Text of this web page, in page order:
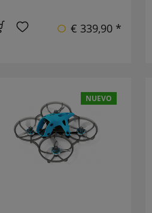
€ 339,90 *
NUEVO